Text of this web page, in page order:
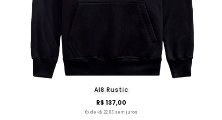
Al8 Rustic
R$ 137,00
6x de R$ 22,83 sem juros